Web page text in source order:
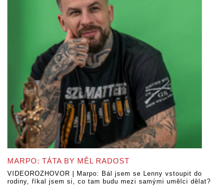
MARPO: TÁTA BY MĚL RADOST
VIDEOROZHOVOR | Marpo: Bál jsem se Lenny vstoupit do
rodiny, říkal jsem si, co tam budu mezi samými umělci dělat?